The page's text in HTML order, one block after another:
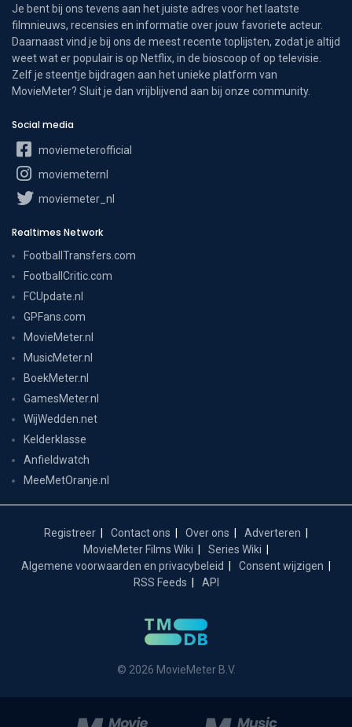
Je bent bij ons tevens aan het juiste adres voor het laatste
filmnieuws, recensies en informatie over jouw favoriete acteur.
Daarnaast vind je bij ons de meest recente toplijsten, zodat je altijd
weet wat er populair is op Netflix, in de bioscoop of op televisie.
Zelf je steentje bijdragen aan het unieke platform van
MovieMeter? Sluit je dan vrijblijvend aan bij onze community.
Social media
moviemeterofficial
moviemeternl
moviemeter_nl
Realtimes Network
FootballTransfers.com
FootballCritic.com
FCUpdate.nl
GPFans.com
MovieMeter.nl
MusicMeter.nl
BoekMeter.nl
GamesMeter.nl
WijWedden.net
Kelderklasse
Anfieldwatch
MeeMetOranje.nl
Registreer Contact ons Over ons
Adverteren
MovieMeter Films Wiki
Series Wiki
Algemene voorwaarden en privacybeleid
Consent wijzigen
RSS Feeds
API
© 2026 MovieMeter B.V.